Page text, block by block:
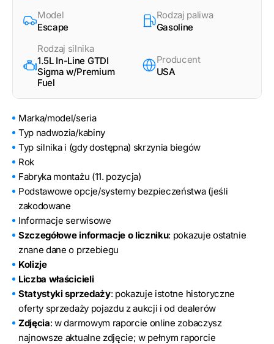
Model
Escape
Rodzaj paliwa
Gasoline
Rodzaj silnika
1.5L In-Line GTDI
Sigma w/Premium
Fuel
Producent
USA
Marka/model/seria
Typ nadwozia/kabiny
Typ silnika i (gdy dostępna) skrzynia biegów
Rok
Fabryka montażu (11. pozycja)
Podstawowe opcje/systemy bezpieczeństwa (jeśli
zakodowane
Informacje serwisowe
Szczegółowe informacje o liczniku: pokazuje ostatnie
znane dane o przebiegu
Kolizje
Liczba właścicieli
Statystyki sprzedaży: pokazuje istotne historyczne
oferty sprzedaży pojazdu z aukcji i od dealerów
Zdjęcia: w darmowym raporcie online zobaczysz
najnowsze aktualne zdjęcie; w pełnym raporcie